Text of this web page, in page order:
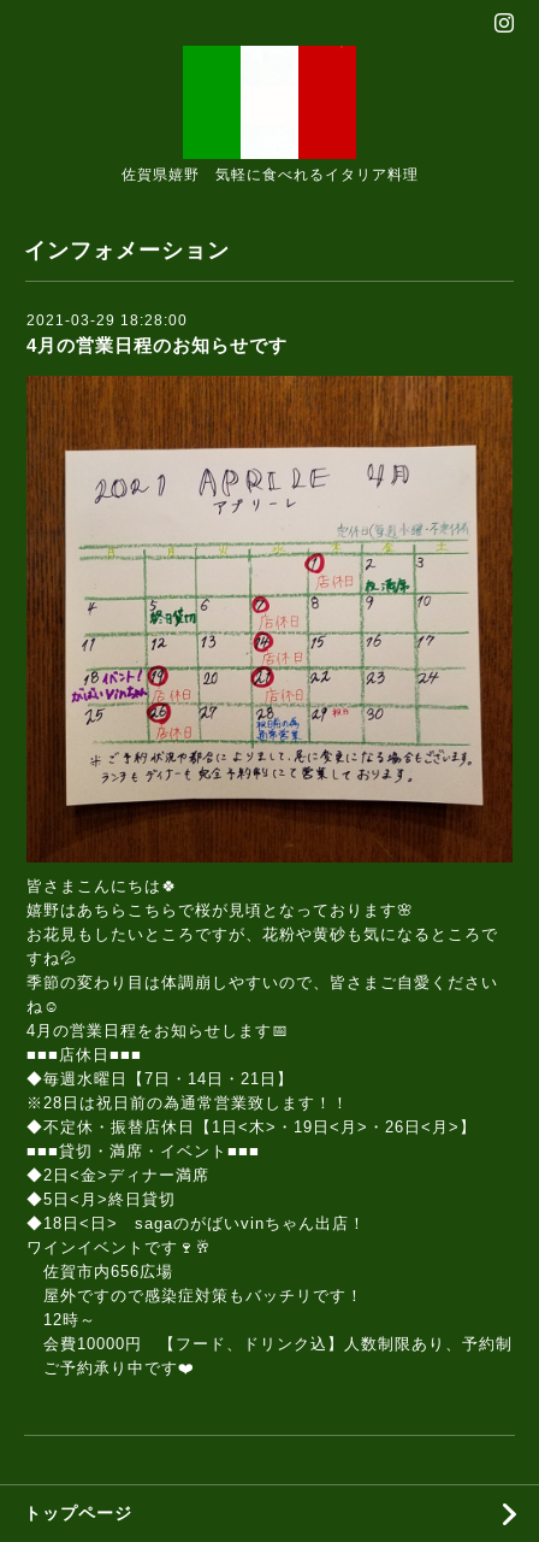
佐賀県嬉野 気軽に食べれるイタリア料理
インフォメーション
2021-03-29 18:28:00
4月の営業日程のお知らせです
皆さまこんにちは🍀
嬉野はあちらこちらで桜が見頃となっております🌸
お花見もしたいところですが、花粉や黄砂も気になるところで
すね💦
季節の変わり目は体調崩しやすいので、皆さまご自愛ください
ね☺️
4月の営業日程をお知らせします📅
■■■店休日■■■
◆毎週水曜日【7日・14日・21日】
※28日は祝日前の為通常営業致します！！
◆不定休・振替店休日【1日<木>・19日<月>・26日<月>】
■■■貸切・満席・イベント■■■
◆2日<金>ディナー満席
◆5日<月>終日貸切
◆18日<日> sagaのがばいvinちゃん出店！
ワインイベントです🍷🥂
佐賀市内656広場
屋外ですので感染症対策もバッチリです！
12時～
会費10000円 【フード、ドリンク込】人数制限あり、予約制
ご予約承り中です❤️
トップページ